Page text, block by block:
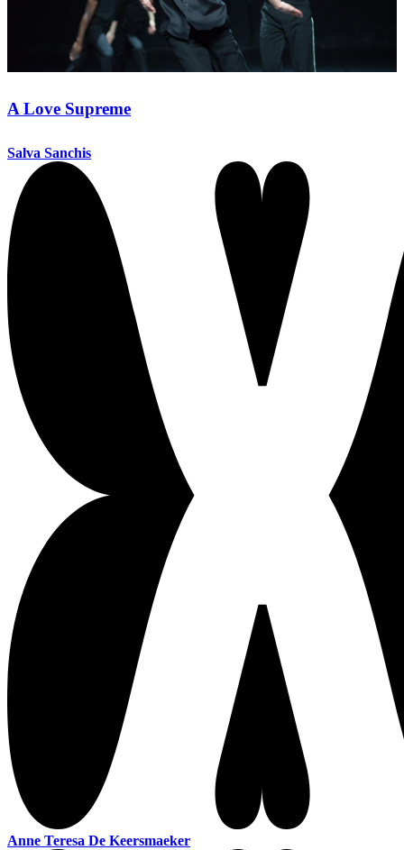
A Love Supreme
Salva Sanchis
Anne Teresa De Keersmaeker